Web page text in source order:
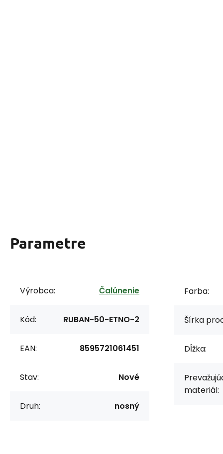
Parametre
Výrobca: Čalúnenie
Kód: RUBAN-50-ETNO-2
EAN: 8595721061451
Stav: Nové
Druh: nosný
Farba:
Šírka
Dĺžka:
materiál: